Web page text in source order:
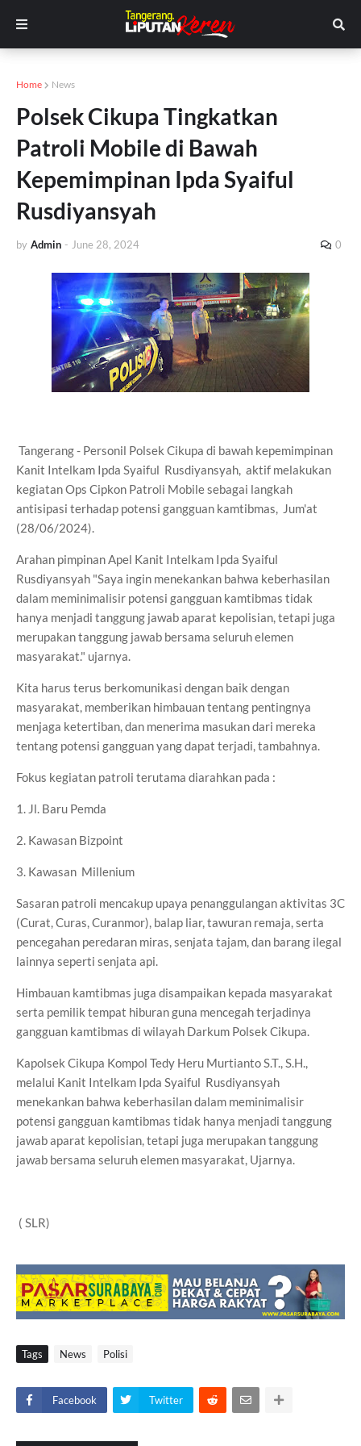
Home News
Polsek Cikupa Tingkatkan
Patroli Mobile di Bawah
Kepemimpinan Ipda Syaiful
Rusdiyansyah
by Admin - June 28, 2024 0
Tangerang - Personil Polsek Cikupa di bawah kepemimpinan
Kanit Intelkam Ipda Syaiful Rusdiyansyah, aktif melakukan
kegiatan Ops Cipkon Patroli Mobile sebagai langkah
antisipasi terhadap potensi gangguan kamtibmas, Jum'at
(28/06/2024).
Arahan pimpinan Apel Kanit Intelkam Ipda Syaiful
Rusdiyansyah "Saya ingin menekankan bahwa keberhasilan
dalam meminimalisir potensi gangguan kamtibmas tidak
hanya menjadi tanggung jawab aparat kepolisian, tetapi juga
merupakan tanggung jawab bersama seluruh elemen
masyarakat." ujarnya.
Kita harus terus berkomunikasi dengan baik dengan
masyarakat, memberikan himbauan tentang pentingnya
menjaga ketertiban, dan menerima masukan dari mereka
tentang potensi gangguan yang dapat terjadi, tambahnya.
Fokus kegiatan patroli terutama diarahkan pada :
1. Jl. Baru Pemda
2. Kawasan Bizpoint
3. Kawasan Millenium
Sasaran patroli mencakup upaya penanggulangan aktivitas 3C
(Curat, Curas, Curanmor), balap liar, tawuran remaja, serta
pencegahan peredaran miras, senjata tajam, dan barang ilegal
lainnya seperti senjata api.
Himbauan kamtibmas juga disampaikan kepada masyarakat
serta pemilik tempat hiburan guna mencegah terjadinya
gangguan kamtibmas di wilayah Darkum Polsek Cikupa.
Kapolsek Cikupa Kompol Tedy Heru Murtianto S.T., S.H.,
melalui Kanit Intelkam Ipda Syaiful Rusdiyansyah
menekankan bahwa keberhasilan dalam meminimalisir
potensi gangguan kamtibmas tidak hanya menjadi tanggung
jawab aparat kepolisian, tetapi juga merupakan tanggung
jawab bersama seluruh elemen masyarakat, Ujarnya.
( SLR)
Tags News Polisi
Facebook Twitter